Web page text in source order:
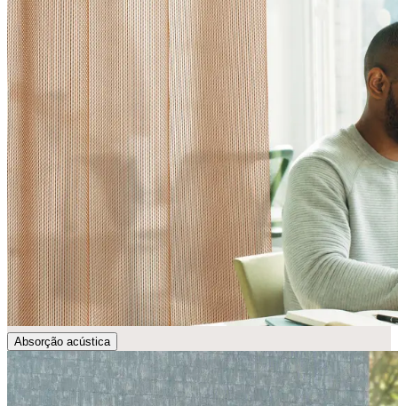
Absorção acústica